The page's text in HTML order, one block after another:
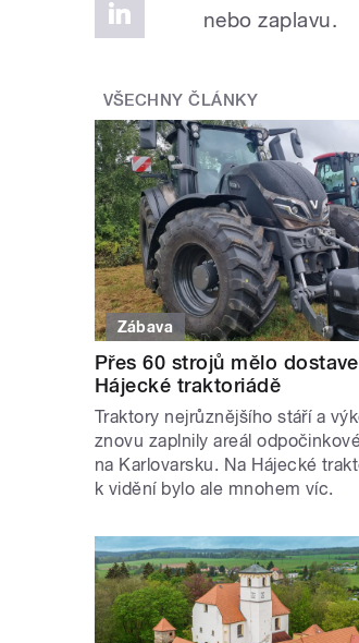
nebo zaplavu.
VŠECHNY ČLÁNKY
Zábava
Přes 60 strojů mělo
Hájecké traktoriádě
Traktory nejrůznějšího stáří a
znovu zaplnily areál
na Karlovarsku. Na Hájecké
k vidění bylo ale mnohem víc.